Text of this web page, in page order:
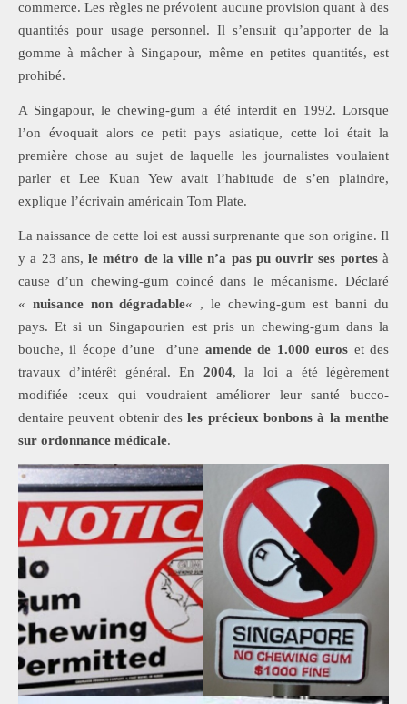
commerce. Les règles ne prévoient aucune provision quant à des
quantités pour usage personnel. Il s’ensuit qu’apporter de la
gomme à mâcher à Singapour, même en petites quantités, est
prohibé.
A Singapour, le chewing-gum a été interdit en 1992. Lorsque
l’on évoquait alors ce petit pays asiatique, cette loi était la
première chose au sujet de laquelle les journalistes voulaient
parler et Lee Kuan Yew avait l’habitude de s’en plaindre,
explique l’écrivain américain Tom Plate.
La naissance de cette loi est aussi surprenante que son origine. Il
y a 23 ans,le métro de la ville n’a pas pu ouvrir ses portesà
cause d’un chewing-gum coincé dans le mécanisme. Déclaré
« nuisance non dégradable« , le chewing-gum est banni du
pays. Et si un Singapourien est pris un chewing-gum dans la
bouche, il écope d’une d’une amende de 1.000 euros et des
travaux d’intérêt général. En 2004, la loi a été légèrement
modifiée :ceux qui voudraient améliorer leur santé bucco-
dentaire peuvent obtenir desles précieux bonbons à la menthe
sur ordonnance médicale.